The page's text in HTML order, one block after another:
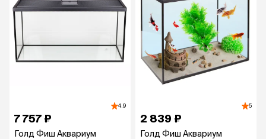
4.9
7 757 ₽
Голд Фиш Аквариум
5
2 839 ₽
Голд Фиш Аквариум